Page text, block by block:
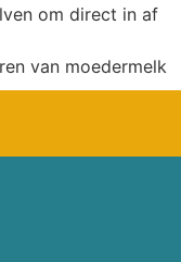
om direct in af
van moedermelk